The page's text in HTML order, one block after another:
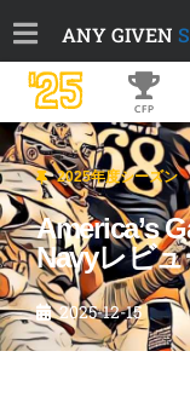
ANY GIVEN
'25 CFP
2025年度シーズン
America’s
Navyレビュ
2025-12-15